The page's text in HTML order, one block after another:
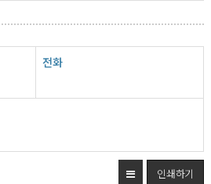
전화